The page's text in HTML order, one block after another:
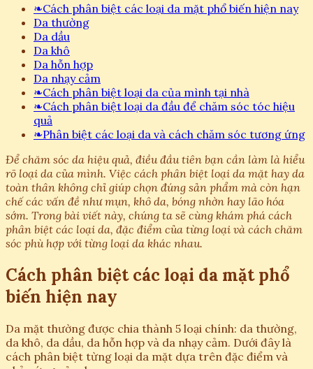
❧Cách phân biệt các loại da mặt phổ biến hiện nay
Da thường
Da dầu
Da khô
Da hỗn hợp
Da nhạy cảm
❧Cách phân biệt loại da của mình tại nhà
❧Cách phân biệt loại da đầu để chăm sóc tóc hiệu
quả
❧Phân biệt các loại da và cách chăm sóc tương ứng
Để chăm sóc da hiệu quả, điều đầu tiên bạn cần làm là hiểu
rõ loại da của mình. Việc cách phân biệt loại da mặt hay da
toàn thân không chỉ giúp chọn đúng sản phẩm mà còn hạn
chế các vấn đề như mụn, khô da, bóng nhờn hay lão hóa
sớm. Trong bài viết này, chúng ta sẽ cùng khám phá cách
phân biệt các loại da, đặc điểm của từng loại và cách chăm
sóc phù hợp với từng loại da khác nhau.
Cách phân biệt các loại da mặt phổ
biến hiện nay
Da mặt thường được chia thành 5 loại chính: da thường,
da khô, da dầu, da hỗn hợp và da nhạy cảm. Dưới đây là
cách phân biệt từng loại da mặt dựa trên đặc điểm và